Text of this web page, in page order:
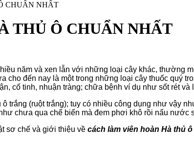
CHUẨN NHẤT
THỦ Ô CHUẨN NHẤT
năm và xen lẫn với những loại cây khác, thường
đến nay là một trong những loại cây thuốc quý
cố tinh, nhuận tràng; chữa bệnh ví dụ như sốt rét và
trắng (ruột trắng); tuy có nhiều công dụng như vậy
chưa qua chế biến mà đem phơi khô rồi nấu nước
sơ chế và giới thiệu về cách làm viên hoàn Hà thủ